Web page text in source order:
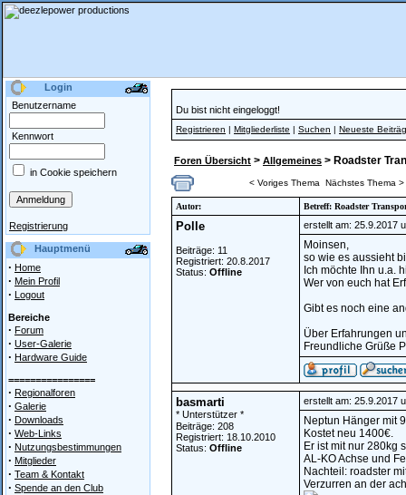
Login
Benutzername
Kennwort
in Cookie speichern
Registrierung
Hauptmenü
· Home
· Mein Profil
· Logout
Bereiche
· Forum
· User-Galerie
· Hardware Guide
================
· Regionalforen
· Galerie
· Downloads
· Web-Links
· Nutzungsbestimmungen
· Mitglieder
· Team & Kontakt
· Spende an den Club
Du bist nicht eingeloggt!
Registrieren | Mitgliederliste | Suchen | Neueste
Foren Übersicht > Allgemeines > Roadster
< Voriges Thema Nächstes Thema >
Autor: Betreff: Roadster
Polle
Beiträge: 11
Registriert: 20.8.2017
Status: Offline
erstellt am: 25.9.2017
Moinsen,
so wie es aussieht
Ich möchte Ihn u.a.
Wer von euch hat
Gibt es noch eine
Über Erfahrungen
Freundliche Grüße
basmarti
* Unterstützer *
Beiträge: 208
Registriert: 18.10.2010
Status: Offline
erstellt am: 25.9.2017
Neptun Hänger mit
Kostet neu 1400€.
Er ist mit nur 280kg
AL-KO Achse und
Nachteil: roadster
Verzurren an der